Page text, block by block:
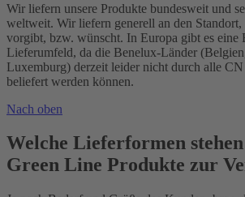
Wir liefern unsere Produkte bundesweit und
weltweit. Wir liefern generell an den Standort,
vorgibt, bzw. wünscht. In Europa gibt es eine
Lieferumfeld, da die Benelux-Länder
Luxemburg) derzeit leider nicht durch alle
beliefert werden können.
Nach oben
Welche Lieferformen
Green Line Produkte zur